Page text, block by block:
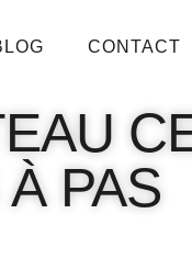
CONTACT
À PAS